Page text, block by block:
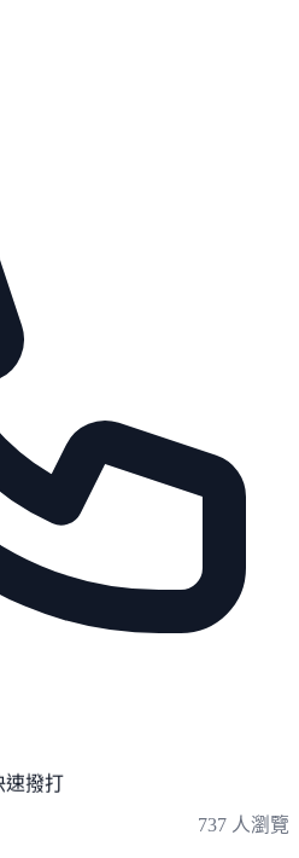
速撥打
737 人瀏覽